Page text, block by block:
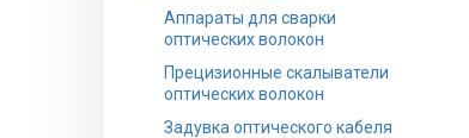
Аппараты для сварки
оптических волокон
Прецизионные скалыватели
оптических волокон
Задувка оптического кабеля